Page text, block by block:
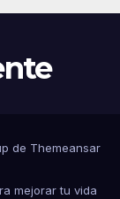
de Themeansar
mejorar tu vida